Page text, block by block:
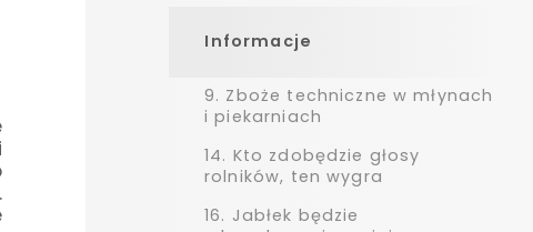
Informacje
9. Zboże techniczne w młynach
i piekarniach
14. Kto zdobędzie głosy
rolników, ten wygra
16. Jabłek będzie